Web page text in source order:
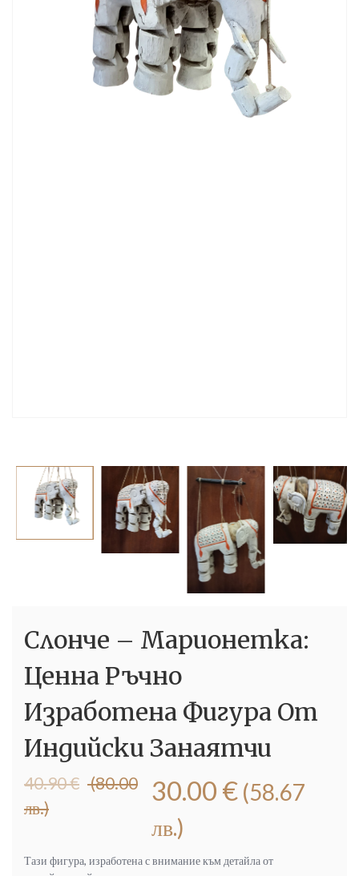
Слонче – Марионетка:
Ценна Ръчно
Изработена Фигура От
Индийски Занаятчи
40.90€ (80.00
лв.)
Original
was:
лв.).
30.00 € (58.67
лв.)
Текущата
е:
лв.).
Тази фигура, изработена с внимание към детайла от